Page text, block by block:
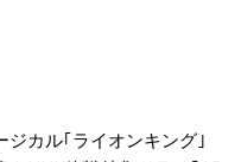
ジカル｢ライオンキング｣